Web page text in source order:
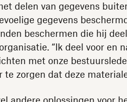
delen van gegevens
gegevens
beschermen die hij
“Ik deel voor en
met onze
te zorgen dat deze